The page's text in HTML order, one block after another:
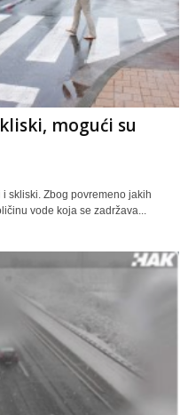
mogući su
skliski. Zbog povremeno jakih
vode koja se zadržava...